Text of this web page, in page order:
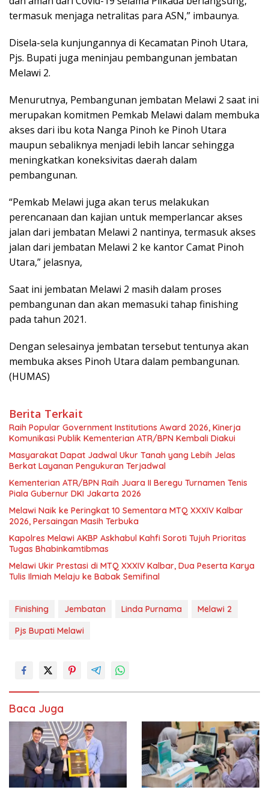
termasuk menjaga netralitas para ASN,” imbaunya.
Disela-sela kunjungannya di Kecamatan Pinoh Utara,
Pjs. Bupati juga meninjau pembangunan jembatan
Melawi 2.
Menurutnya, Pembangunan jembatan Melawi 2 saat ini
merupakan komitmen Pemkab Melawi dalam membuka
akses dari ibu kota Nanga Pinoh ke Pinoh Utara
maupun sebaliknya menjadi lebih lancar sehingga
meningkatkan koneksivitas daerah dalam
pembangunan.
“Pemkab Melawi juga akan terus melakukan
perencanaan dan kajian untuk memperlancar akses
jalan dari jembatan Melawi 2 nantinya, termasuk akses
jalan dari jembatan Melawi 2 ke kantor Camat Pinoh
Utara,” jelasnya,
Saat ini jembatan Melawi 2 masih dalam proses
pembangunan dan akan memasuki tahap finishing
pada tahun 2021.
Dengan selesainya jembatan tersebut tentunya akan
membuka akses Pinoh Utara dalam pembangunan.
(HUMAS)
Berita Terkait
Raih Popular Government Institutions Award 2026, Kinerja
Komunikasi Publik Kementerian ATR/BPN Kembali Diakui
Masyarakat Dapat Jadwal Ukur Tanah yang Lebih Jelas
Berkat Layanan Pengukuran Terjadwal
Kementerian ATR/BPN Raih Juara II Beregu Turnamen Tenis
Piala Gubernur DKI Jakarta 2026
Melawi Naik ke Peringkat 10 Sementara MTQ XXXIV Kalbar
2026, Persaingan Masih Terbuka
Kapolres Melawi AKBP Askhabul Kahfi Soroti Tujuh Prioritas
Tugas Bhabinkamtibmas
Melawi Ukir Prestasi di MTQ XXXIV Kalbar, Dua Peserta Karya
Tulis Ilmiah Melaju ke Babak Semifinal
Finishing Jembatan Linda Purnama
Melawi 2
Pjs Bupati Melawi
Baca Juga